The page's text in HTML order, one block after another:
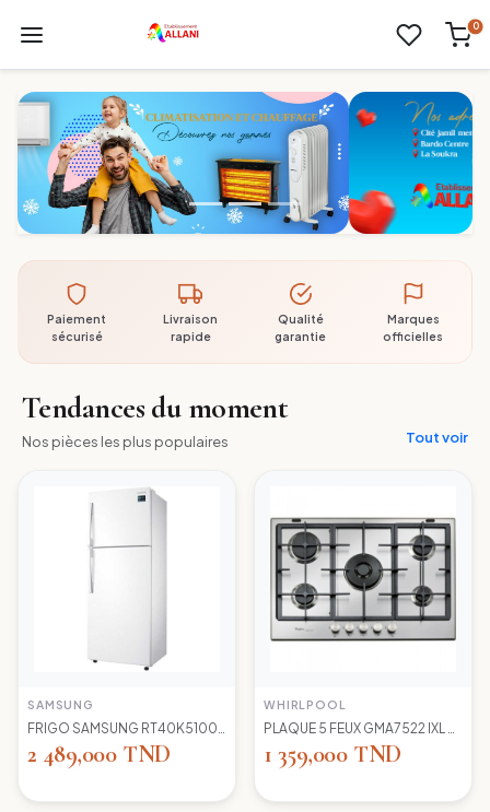
0
Paiement
sécurisé
Livraison
rapide
Qualité
garantie
Marques
officielles
Tendances du moment
Nos pièces les plus populaires Tout voir
SAMSUNG
2 489,000 TND
WHIRLPOOL
1 359,000 TND